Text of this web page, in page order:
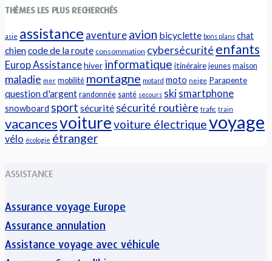
THÈMES LES PLUS RECHERCHÉS
asie assistance aventure avion bicyclette bons plans chat
chiencode de la route consommation cybersécurité enfants
Europ Assistancehiver informatique itinéraire jeunes maison
maladie mer mobilité montagne motard moto neige Parapente
question d'argent randonnée santé secours ski smartphone
snowboard sport sécurité sécurité routière trafic train
vacancesvoiturevoiture électriquevoyage
vélo écologie étranger
ASSISTANCE
Assurance voyage Europe
Assurance annulation
Assistance voyage avec véhicule